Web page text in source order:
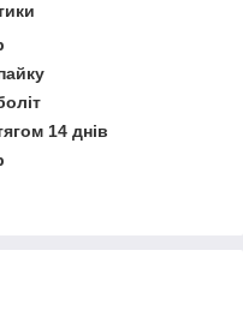
14 днів